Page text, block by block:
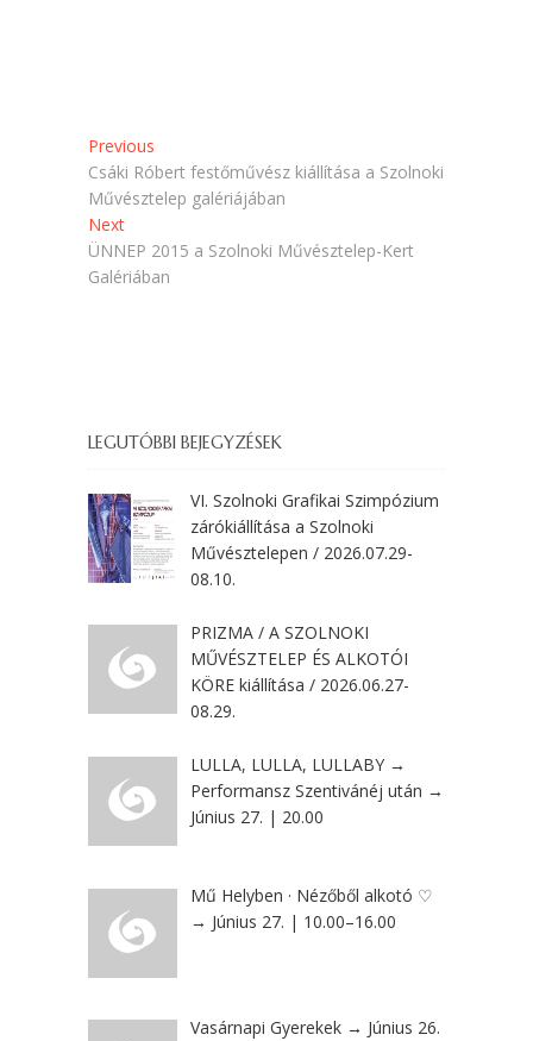
Bejegyzés
navigáció
Previous
post:
Csáki Róbert festőművész kiállítása a Szolnoki
Művésztelep galériájában
NextNext
post:
ÜNNEP 2015 a Szolnoki Művésztelep-Kert
Galériában
LEGUTÓBBI BEJEGYZÉSEK
VI. Szolnoki Grafikai Szimpózium
zárókiállítása a Szolnoki
Művésztelepen / 2026.07.29-
08.10.
PRIZMA / A SZOLNOKI
MŰVÉSZTELEP ÉS ALKOTÓI
KÖRE kiállítása / 2026.06.27-
08.29.
LULLA, LULLA, LULLABY →
Performansz Szentivánéj után →
Június 27. | 20.00
Mű Helyben · Nézőből alkotó ♡
→ Június 27. | 10.00–16.00
Vasárnapi Gyerekek → Június 26.